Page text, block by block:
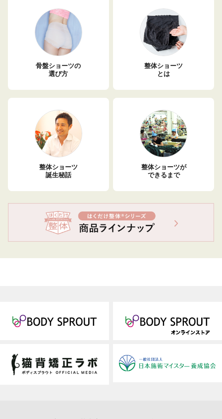
骨盤ショーツの
選び方
整体ショーツ
とは
整体ショーツ
誕生秘話
整体ショーツが
できるまで